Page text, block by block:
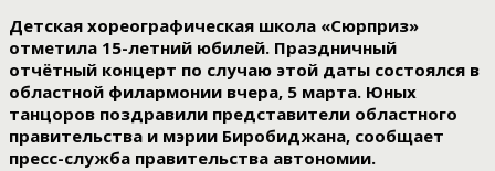
Детская хореографическая школа «Сюрприз»
отметила 15-летний юбилей. Праздничный
отчётный концерт по случаю этой даты состоялся в
областной филармонии вчера, 5 марта. Юных
танцоров поздравили представители областного
правительства и мэрии Биробиджана, сообщает
пресс-служба правительства автономии.